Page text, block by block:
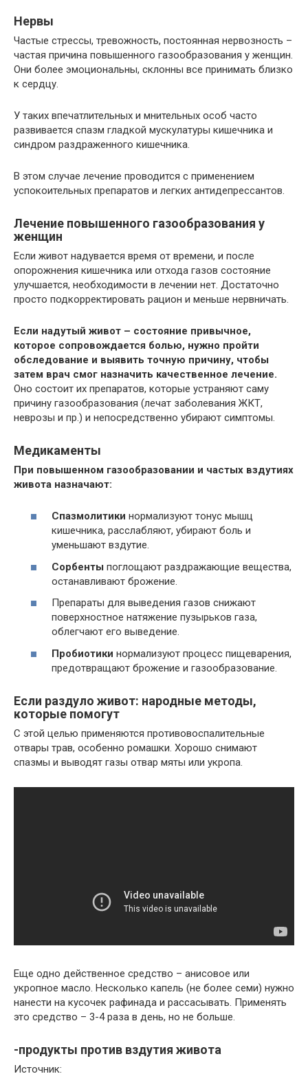
Нервы
Частые стрессы, тревожность, постоянная нервозность –
частая причина повышенного газообразования у женщин.
Они более эмоциональны, склонны все принимать близко
к сердцу.
У таких впечатлительных и мнительных особ часто
развивается спазм гладкой мускулатуры кишечника и
синдром раздраженного кишечника.
В этом случае лечение проводится с применением
успокоительных препаратов и легких антидепрессантов.
Лечение повышенного газообразования у
женщин
Если живот надувается время от времени, и после
опорожнения кишечника или отхода газов состояние
улучшается, необходимости в лечении нет. Достаточно
просто подкорректировать рацион и меньше нервничать.
Если надутый живот – состояние привычное,
которое сопровождается болью, нужно пройти
обследование и выявить точную причину, чтобы
затем врач смог назначить качественное лечение.
Оно состоит их препаратов, которые устраняют саму
причину газообразования (лечат заболевания ЖКТ,
неврозы и пр.) и непосредственно убирают симптомы.
Медикаменты
При повышенном газообразовании и частых вздутиях
живота назначают:
Спазмолитики нормализуют тонус мышц
кишечника, расслабляют, убирают боль и
уменьшают вздутие.
Сорбенты поглощают раздражающие вещества,
останавливают брожение.
Препараты для выведения газов снижают
поверхностное натяжение пузырьков газа,
облегчают его выведение.
Пробиотики нормализуют процесс пищеварения,
предотвращают брожение и газообразование.
Если раздуло живот: народные методы,
которые помогут
С этой целью применяются противовоспалительные
отвары трав, особенно ромашки. Хорошо снимают
спазмы и выводят газы отвар мяты или укропа.
Еще одно действенное средство – анисовое или
укропное масло. Несколько капель (не более семи) нужно
нанести на кусочек рафинада и рассасывать. Применять
это средство – 3-4 раза в день, но не больше.
-продукты против вздутия живота
Источник: